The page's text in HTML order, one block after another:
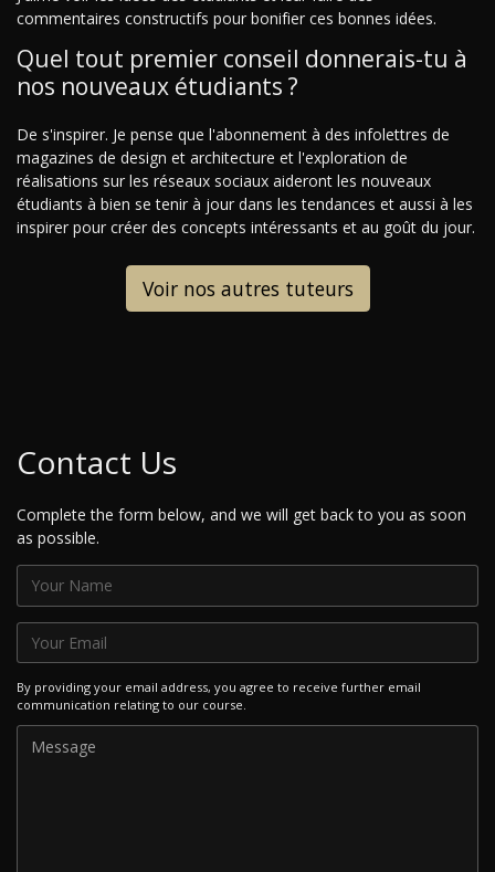
commentaires constructifs pour bonifier ces bonnes idées.
Quel tout premier conseil donnerais-tu à
nos nouveaux étudiants ?
De s'inspirer. Je pense que l'abonnement à des infolettres de
magazines de design et architecture et l'exploration de
réalisations sur les réseaux sociaux aideront les nouveaux
étudiants à bien se tenir à jour dans les tendances et aussi à les
inspirer pour créer des concepts intéressants et au goût du jour.
Voir nos autres tuteurs
Contact Us
Complete the form below, and we will get back to you as soon
as possible.
By providing your email address, you agree to receive further email
communication relating to our course.